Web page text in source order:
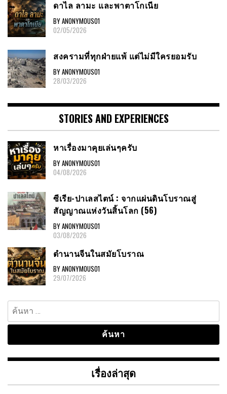
ดาไล ลามะ และพาตาโกเนีย
BY ANONYMOUS01
02/05/2026
สงครามที่ทุกฝ่ายแพ้ แต่ไม่มีใครยอมรับ
BY ANONYMOUS01
28/03/2026
STORIES AND EXPERIENCES
หาเรื่องมาคุยเล่นๆครับ
BY ANONYMOUS01
04/08/2026
ซีเรีย-ปาเลสไตน์ : จากแผ่นดินโบราณสู่
สัญญาณแห่งวันสิ้นโลก (56)
BY ANONYMOUS01
03/08/2026
ตำนานจีนในสมัยโบราณ
BY ANONYMOUS01
29/07/2026
ค้นหา
สำหรับ:
เรื่องล่าสุด